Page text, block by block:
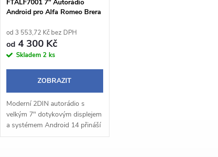
p
r
o
u
k
p
r
o
d
u
k
FTALF7001 7" Autorádio
Android pro Alfa Romeo Brera
od 3 553,72 Kč bez DPH
od 4 300 Kč
Skladem 2 ks
ZOBRAZIT
Moderní 2DIN autorádio s
velkým 7" dotykovým displejem
a systémem Android 14 přináší
pohodlné a chytré ovládání